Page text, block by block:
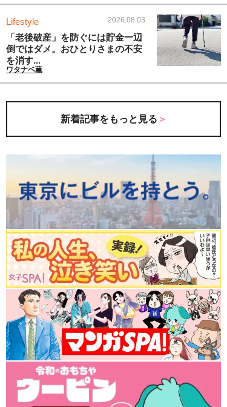
Lifestyle 2026.08.03
「老後破産」を防ぐには貯金一辺
倒ではダメ。おひとりさまの不安
を消す...
ワタナベ薫
新着記事をもっと見る